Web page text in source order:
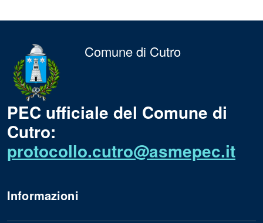
Comune di Cutro
PEC ufficiale del Comune di
Cutro:
protocollo.cutro@asmepec.it
Informazioni